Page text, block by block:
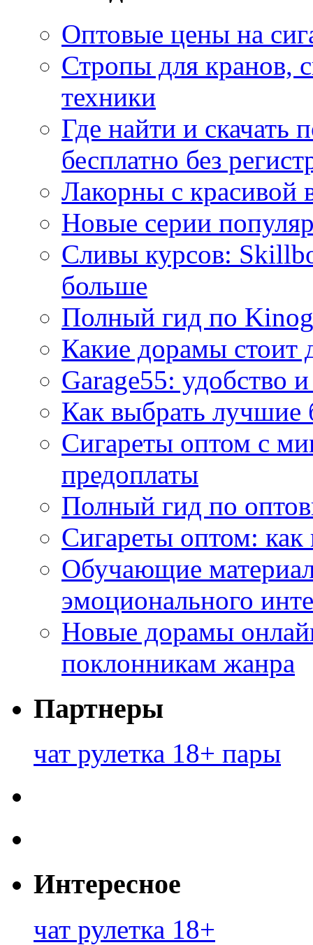
Оптовые цены на
Стропы для кранов,
техники
Где найти и
бесплатно без
Лакорны с красивой
Новые серии
Сливы курсов:
больше
Полный гид по
Какие дорамы стоит
Garage55: удобство
Как выбрать
Сигареты оптом с
предоплаты
Полный гид по
Сигареты оптом:
Обучающие
эмоционального
Новые дорамы
поклонникам жанра
Партнеры
чат рулетка 18+ пары
Интересное
чат рулетка 18+